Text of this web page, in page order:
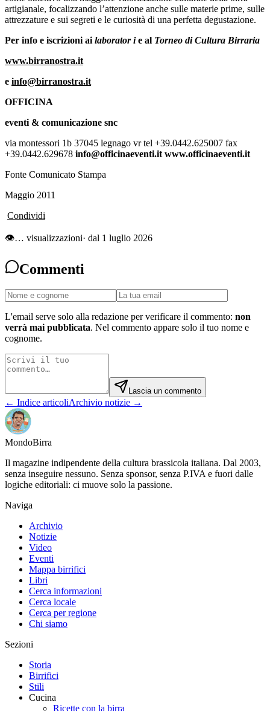
artigianale, focalizzando l’attenzione anche sulle materie prime, sulle
attrezzature e sui segreti e le curiosità di una perfetta degustazione.
Per info e iscrizioni ai laborator ie al Torneo di Cultura Birraria
www.birranostra.it
e info@birranostra.it
OFFICINA
eventi & comunicazione snc
via montessori 1b 37045 legnago vr tel +39.0442.625007 fax
+39.0442.629678 info@officinaeventi.it www.officinaeventi.it
Fonte Comunicato Stampa
Maggio 2011
Condividi
👁… visualizzazioni· dal 1 luglio 2026
Commenti
L'email serve solo alla redazione per verificare il commento: non
verrà mai pubblicata. Nel commento appare solo il tuo nome e
cognome.
Lascia un commento
← Indice articoliArchivio notizie →
MondoBirra
Il magazine indipendente della cultura brassicola italiana. Dal 2003,
senza inseguire nessuno. Senza sponsor, senza P.IVA e fuori dalle
logiche editoriali: ci muove solo la passione.
Naviga
Archivio
Notizie
Video
Eventi
Mappa birrifici
Libri
Cerca informazioni
Cerca locale
Cerca per regione
Chi siamo
Sezioni
Storia
Birrifici
Stili
Cucina
Ricette con la birra